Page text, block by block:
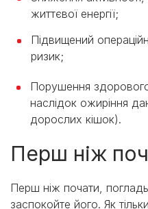
життєвої енергії;
Підвищений
ризик;
Порушення
наслідок ожиріння
дорослих кішок).
Перш ніж
Перш ніж почати,
заспокойте його. Як